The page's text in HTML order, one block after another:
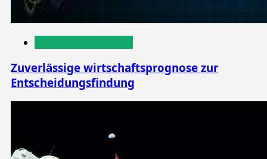
Zuverlässige wirtschaftsprognose zur
Entscheidungsfindung